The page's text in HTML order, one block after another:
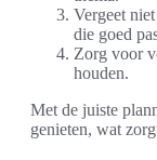
Vergeet
die goed
Zorg voor
houden.
Met de juiste
genieten, wat